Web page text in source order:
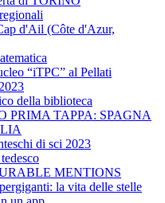
d'Ail (Côte d'Azur,
“iTPC” al Pellati
della biblioteca
PRIMA TAPPA: SPAGNA
di sci 2023
MENTIONS
la vita delle stelle